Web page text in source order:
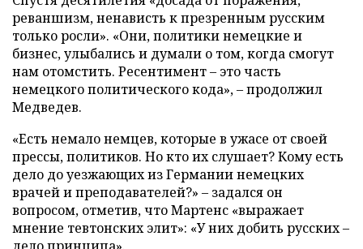
реваншизм, ненависть к презренным русским
только росли». «Они, политики немецкие и
бизнес, улыбались и думали о том, когда смогут
нам отомстить. Ресентимент – это часть
немецкого политического кода», – продолжил
Медведев.
«Есть немало немцев, которые в ужасе от своей
прессы, политиков. Но кто их слушает? Кому есть
дело до уезжающих из Германии немецких
врачей и преподавателей?» – задался он
вопросом, отметив, что Мартенс «выражает
мнение тевтонских элит»: «У них добить русских –